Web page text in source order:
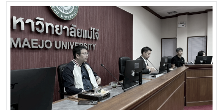
# Risk Management # DQD - MJU
คุณภาพการศึกษาเพื่อการดำเนินการที่เป็นเลิศ (EdPEx) อันเป็น
แนวทางสำคัญในการยกระดับคุณภาพการบริหารจัดการองค์กรสู่
มาตรฐานสากล ทั้งนี้ ได้รับเกียรติจาก ผู้ช่วยศาสตราจารย์ ดร.สุ
ภัทร พัฒน์วิชัยโชติ ผู้ตรวจประเมินรางวัลคุณภาพแห่งชาติ
(TQA Assessor) เป็นวิทยากรถ่ายทอดองค์ความรู้และแลก
เปลี่ยนประสบการณ์แก่ผู้เข้าร่วมอบรม ซึ่งนับเป็นอีกหนึ่ง
กิจกรรมสำคัญในการพัฒนาศักยภาพบุคลากร และสนับสนุนการ
ขับเคลื่อนองค์กรสู่ความเป็นเลิศอย่างยั่งยืนต่อไป # SIPOC
Model # EdPEx # กองพัฒนาคุณภาพ